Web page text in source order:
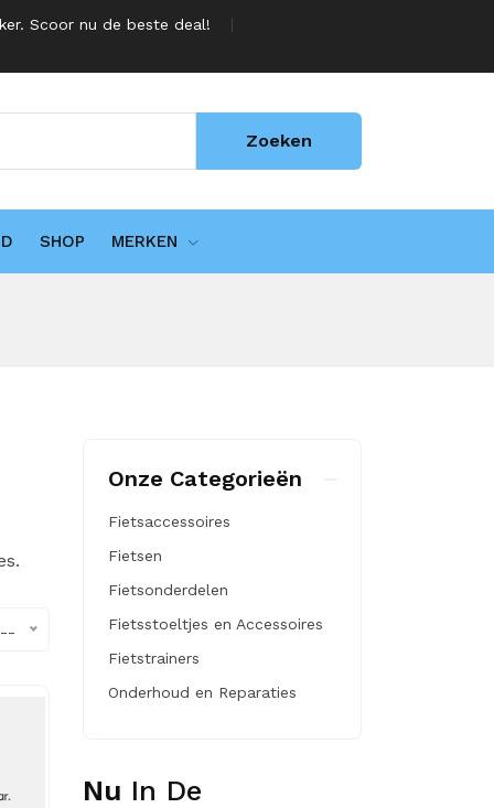
Scoor nu de beste deal!
Zoeken
SHOP MERKEN
--
Onze Categorieën
Fietsaccessoires
Fietsen
Fietsonderdelen
Fietsstoeltjes en Accessoires
Fietstrainers
Onderhoud en Reparaties
Nu In De